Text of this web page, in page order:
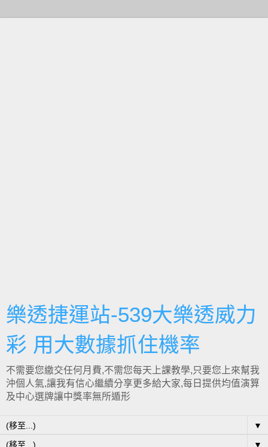
樂透捷運站-539大樂透威力
彩 用大數據抓住機率
不需要您繳交任何月費,不需您每天上課教學,只要您上來幫我
沖個人氣,讓我有信心繼續分享更多給大家,每日提供均值演算
及中心選牌讓中獎率無所遁形
▼
▼